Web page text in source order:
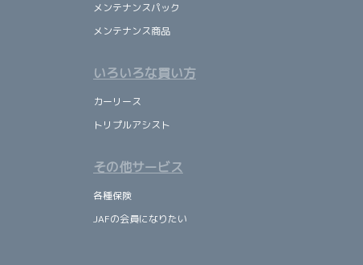
メンテナンスパック
メンテナンス商品
いろいろな買い方
カーリース
トリプルアシスト
その他サービス
各種保険
JAFの会員になりたい